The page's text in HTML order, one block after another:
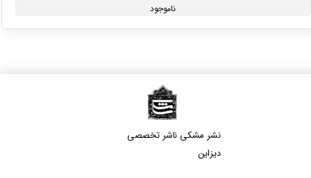
ناموجود
نشر مشکی​​​​​​​ ناشر تخصصی
دیزاین